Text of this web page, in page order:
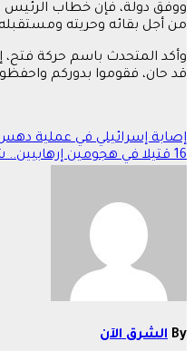
ووفق دولة، فإن خطاب
من أجل بقائه وحريته
وأكد المتحدث باسم حركة فتح،
قد حان، فقوموا بدوركم
تصفّح
المقالات
إصابة إسرائيلي في عملية دهس
16 قتيلا في هجومين إرهابيين.. شلالات الدم تتجدد ببوركينا فاسو
By الشرق الآن